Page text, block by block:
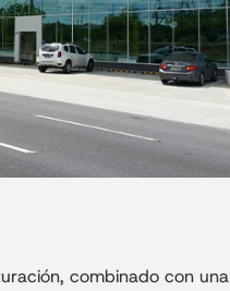
combinado con